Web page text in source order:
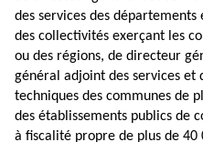
des services des départements
des collectivités exerçant les
ou des régions, de directeur
général adjoint des services et
techniques des communes de
des établissements publics de
à fiscalité propre de plus de